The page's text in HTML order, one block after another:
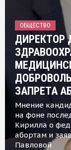
ОБЩЕСТВО
ДИРЕКТОР
ЗАПРЕТА
Мнение
на фоне
Кирилла о
абортам и
Павловой